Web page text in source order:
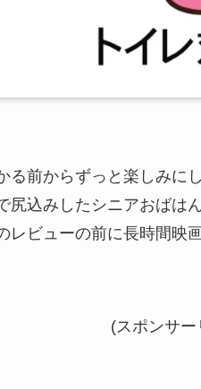
る前からずっと楽しみに
尻込みしたシニアおばは
レビューの前に長時間映
(スポンサー